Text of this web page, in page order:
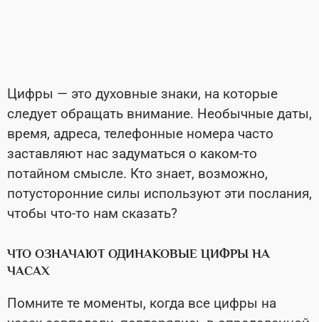
Цифры — это духовные знаки, на которые
следует обращать внимание. Необычные даты,
время, адреса, телефонные номера часто
заставляют нас задуматься о каком-то
потайном смысле. Кто знает, возможно,
потусторонние силы используют эти послания,
чтобы что-то нам сказать?
ЧТО ОЗНАЧАЮТ ОДИНАКОВЫЕ ЦИФРЫ НА
ЧАСАХ
Помните те моменты, когда все цифры на